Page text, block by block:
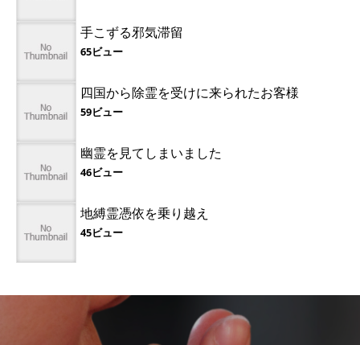
手こずる邪気滞留
65ビュー
四国から除霊を受けに来られたお客様
59ビュー
幽霊を見てしまいました
46ビュー
地縛霊憑依を乗り越え
45ビュー